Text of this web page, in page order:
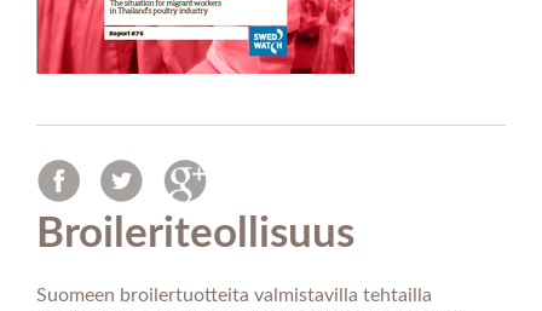
Broileriteollisuus
Suomeen broilertuotteita valmistavilla tehtailla